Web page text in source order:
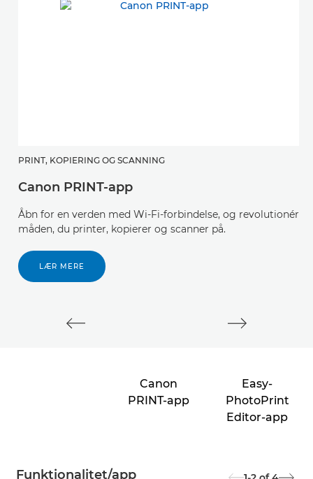
PRINT, KOPIERING OG SCANNING
Canon PRINT-app
Åbn for en verden med Wi-Fi-forbindelse, og revolutionér
måden, du printer, kopierer og scanner på.
LÆR MERE
Funktionalitet/app
Canon
PRINT-app
Easy-
PhotoPrint
Editor-app